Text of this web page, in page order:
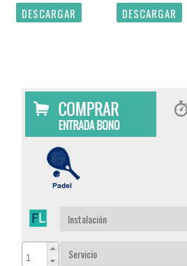
DESCARGAR DESCARGAR